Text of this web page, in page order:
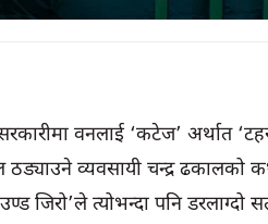
सरकारीमा वनलाई ‘कटेज’ अर्थात
ठड्याउने व्यवसायी चन्द्र
जिरो’ले त्योभन्दा पनि डरलाग्दो